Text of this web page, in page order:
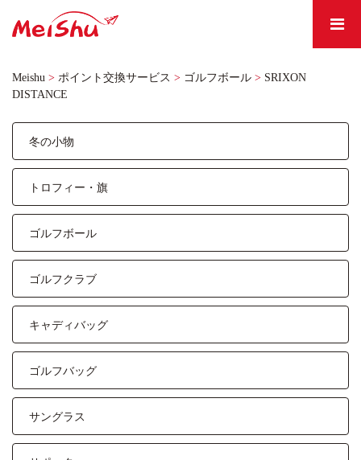
Meishu > ポイント交換サービス > ゴルフボール > SRIXON
DISTANCE
冬の小物
トロフィー・旗
ゴルフボール
ゴルフクラブ
キャディバッグ
ゴルフバッグ
サングラス